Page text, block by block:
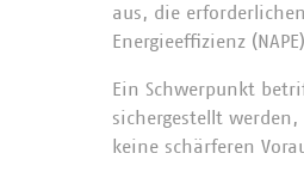
aus, die
Energieeffizienz
Ein Schwerpunkt
sichergestellt
keine schärferen